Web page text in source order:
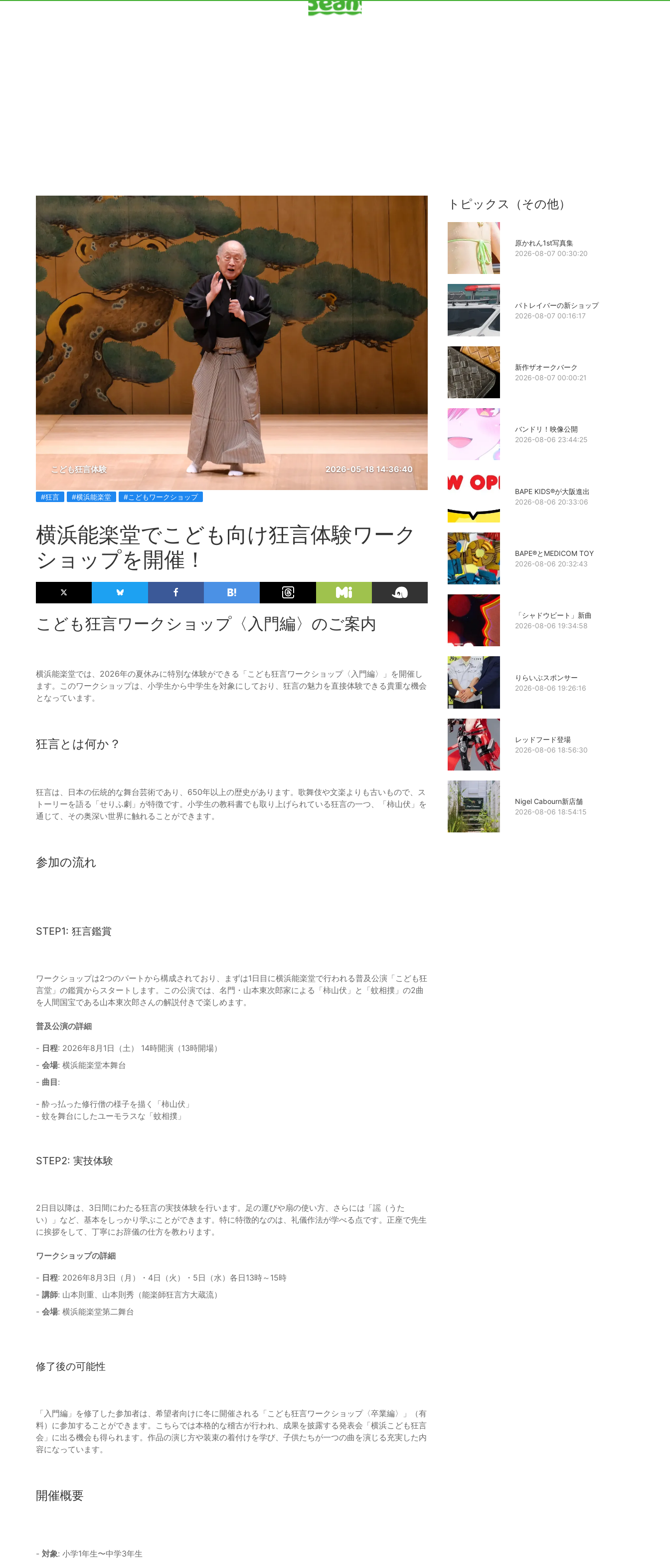
こども狂言体験 2026-05-18 14:36:40
#狂言 #横浜能楽堂 #こどもワークショップ
横浜能楽堂でこども向け狂言体験ワーク
ショップを開催！
こども狂言ワークショップ〈入門編〉のご案内
横浜能楽堂では、2026年の夏休みに特別な体験ができる「こども狂言ワークショップ〈入門編〉」を開催し
ます。このワークショップは、小学生から中学生を対象にしており、狂言の魅力を直接体験できる貴重な機会
となっています。
狂言とは何か？
狂言は、日本の伝統的な舞台芸術であり、650年以上の歴史があります。歌舞伎や文楽よりも古いもので、ス
トーリーを語る「せりふ劇」が特徴です。小学生の教科書でも取り上げられている狂言の一つ、「柿山伏」を
通じて、その奥深い世界に触れることができます。
参加の流れ
STEP1: 狂言鑑賞
ワークショップは2つのパートから構成されており、まずは1日目に横浜能楽堂で行われる普及公演「こども狂
言堂」の鑑賞からスタートします。この公演では、名門・山本東次郎家による「柿山伏」と「蚊相撲」の2曲
を人間国宝である山本東次郎さんの解説付きで楽しめます。
普及公演の詳細
- 日程: 2026年8月1日（土） 14時開演（13時開場）
- 会場: 横浜能楽堂本舞台
- 曲目:
- 酔っ払った修行僧の様子を描く「柿山伏」
- 蚊を舞台にしたユーモラスな「蚊相撲」
STEP2: 実技体験
2日目以降は、3日間にわたる狂言の実技体験を行います。足の運びや扇の使い方、さらには「謡（うた
い）」など、基本をしっかり学ぶことができます。特に特徴的なのは、礼儀作法が学べる点です。正座で先生
に挨拶をして、丁寧にお辞儀の仕方を教わります。
ワークショップの詳細
- 日程: 2026年8月3日（月）・4日（火）・5日（水）各日13時～15時
- 講師: 山本則重、山本則秀（能楽師狂言方大蔵流）
- 会場: 横浜能楽堂第二舞台
修了後の可能性
「入門編」を修了した参加者は、希望者向けに冬に開催される「こども狂言ワークショップ〈卒業編〉」（有
料）に参加することができます。こちらでは本格的な稽古が行われ、成果を披露する発表会「横浜こども狂言
会」に出る機会も得られます。作品の演じ方や装束の着付けを学び、子供たちが一つの曲を演じる充実した内
容になっています。
開催概要
- 対象: 小学1年生〜中学3年生
トピックス（その他）
原かれん1st写真集
2026-08-07 00:30:20
パトレイバーの新ショップ
2026-08-07 00:16:17
新作ザオークバーク
2026-08-07 00:00:21
バンドリ！映像公開
2026-08-06 23:44:25
BAPE KIDS®が大阪進出
2026-08-06 20:33:06
BAPE®とMEDICOM TOY
2026-08-06 20:32:43
「シャドウビート」新曲
2026-08-06 19:34:58
りらいぶスポンサー
2026-08-06 19:26:16
レッドフード登場
2026-08-06 18:56:30
Nigel Cabourn新店舗
2026-08-06 18:54:15